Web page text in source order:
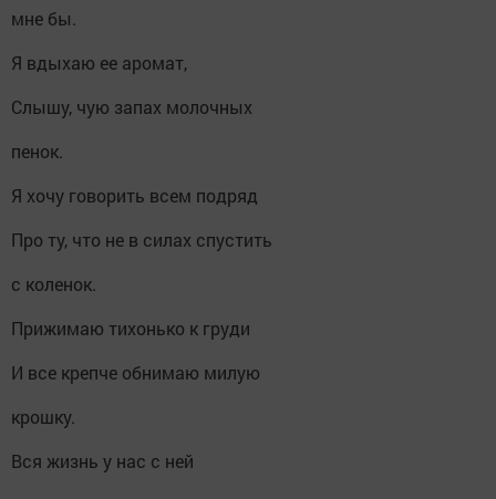
мне бы.
Я вдыхаю ее аромат,
Слышу, чую запах молочных
пенок.
Я хочу говорить всем подряд
Про ту, что не в силах спустить
с коленок.
Прижимаю тихонько к груди
И все крепче обнимаю милую
крошку.
Вся жизнь у нас с ней